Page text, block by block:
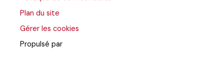
Plan du site
Gérer les cookies
Propulsé par